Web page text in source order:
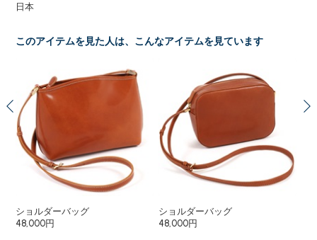
日本
このアイテムを見た人は、こんなアイテムを見ています
ショルダーバッグ
48,000円
ショルダーバッグ
48,000円